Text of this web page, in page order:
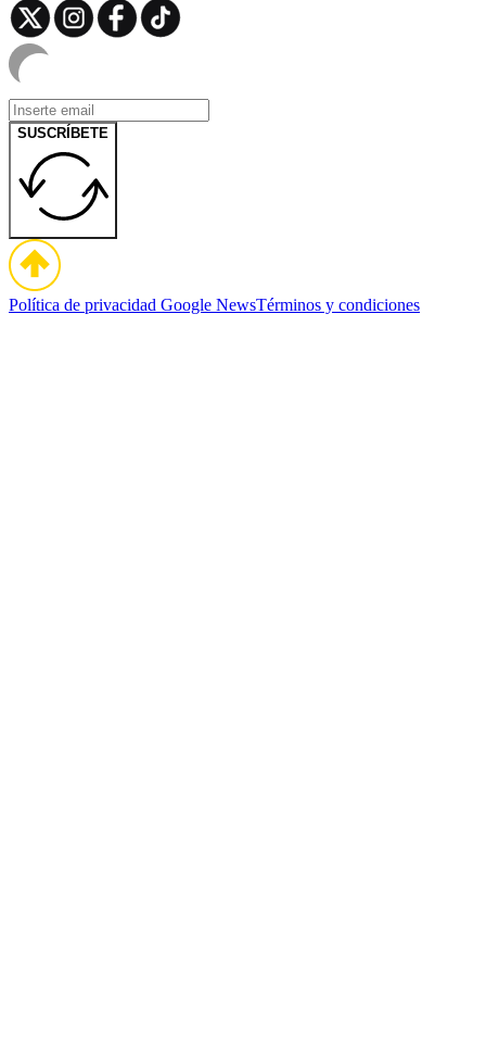
SUSCRÍBETE
Política de privacidad Google NewsTérminos y condiciones